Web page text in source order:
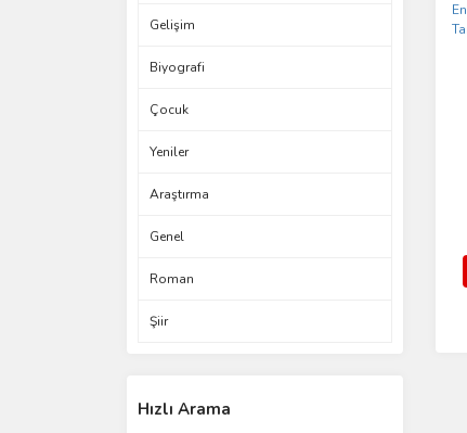
Gelişim
Biyografi
Çocuk
Yeniler
Araştırma
Genel
Roman
Şiir
Hızlı Arama